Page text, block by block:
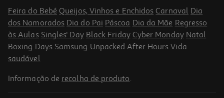
41,99 €
Feira do Bebé Queijos, Vinhos e Enchidos Carnaval Dia
dos Namorados Dia do Pai Páscoa Dia da Mãe Regresso
às Aulas Singles' Day Black Friday Cyber Monday Natal
Boxing Days Samsung Unpacked After Hours Vida
saudável
Informação de recolha de produto.